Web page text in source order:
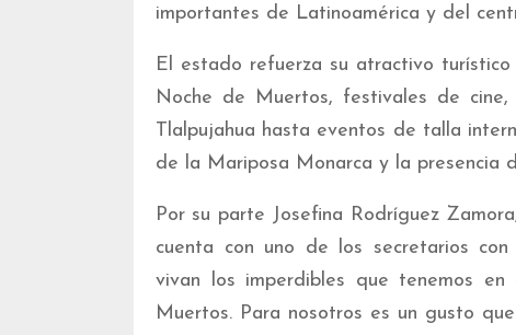
importantes de Latinoamérica y del
El estado refuerza su atractivo
Noche de Muertos, festivales de
Tlalpujahua hasta eventos de talla
de la Mariposa Monarca y la presencia
Por su parte Josefina Rodríguez
cuenta con uno de los secretarios
vivan los imperdibles que tenemos
Muertos. Para nosotros es un gusto